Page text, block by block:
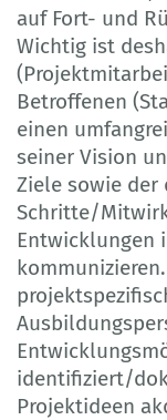
auf Fort- und
Wichtig ist
Betroffenen
einen
seiner Vision
Ziele sowie
Schritte/
Entwicklungen
identifiziert/
Projektideen